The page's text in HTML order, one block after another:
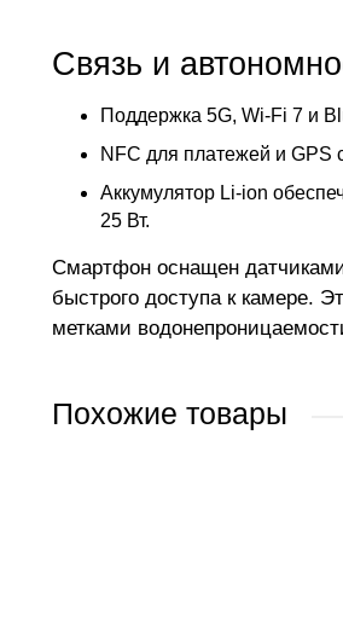
Связь и
Поддержка 5G, Wi-Fi 7 и
NFC для платежей и
Аккумулятор Li-ion
25 Вт.
Смартфон оснащен датчиками
быстрого доступа к камере.
метками
Похожие товары